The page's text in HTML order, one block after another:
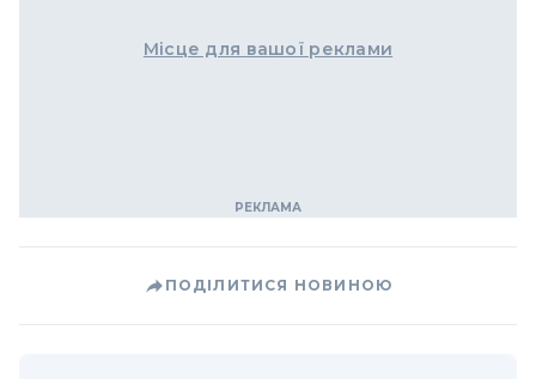
Місце для вашої реклами
ПОДІЛИТИСЯ НОВИНОЮ